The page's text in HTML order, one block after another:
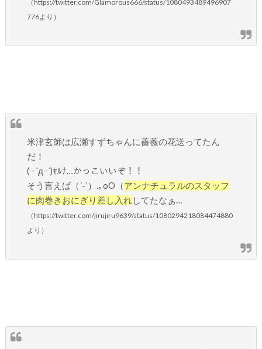
（https://twitter.com/Glamorous666/status/1080493489496907
776より）
米津玄師は広瀬すずちゃんに薔薇の花送ってたん
だ！
( ｰ`дｰ´)ﾔﾙﾅ…かっこいいぞ！！
そう言えば（´-`）.｡oO（アンナチュラルのスタッフ
に肉巻きおにぎり差し入れしてたなぁ…
（https://twitter.com/jirujiru9639/status/1080294218084474880
より）